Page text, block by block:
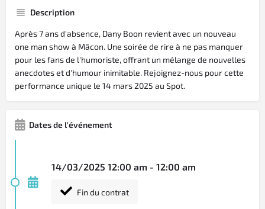
Description
Après 7 ans d'absence, Dany Boon revient avec un nouveau
one man show à Mâcon. Une soirée de rire à ne pas manquer
pour les fans de l'humoriste, offrant un mélange de nouvelles
anecdotes et d'humour inimitable. Rejoignez-nous pour cette
performance unique le 14 mars 2025 au Spot.
Dates de l'événement
14/03/2025 12:00 am - 12:00 am
Fin du contrat